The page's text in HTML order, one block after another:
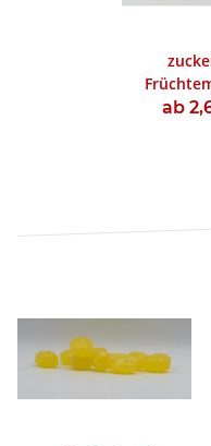
ab